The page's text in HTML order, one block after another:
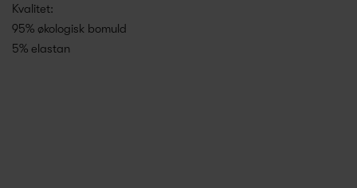
Kvalitet:
95% økologisk bomuld
5% elastan